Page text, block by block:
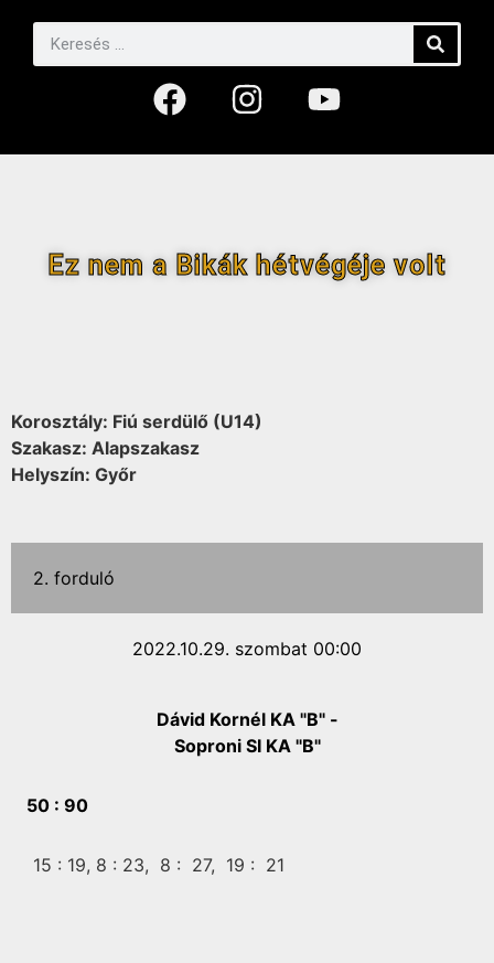
Ez nem a Bikák hétvégéje volt
Korosztály: Fiú serdülő (U14)
Szakasz: Alapszakasz
Helyszín: Győr
2. forduló
2022.10.29. szombat 00:00
Dávid Kornél KA "B" -
Soproni SI KA "B"
50 : 90
15 : 19, 8 : 23, 8 : 27, 19 : 21